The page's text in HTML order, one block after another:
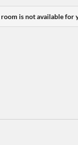
room is not available for